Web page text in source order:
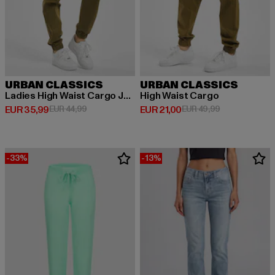
URBAN CLASSICS
Ladies High Waist Cargo Jogging
EUR 35,99
Derzeitiger Preis: EUR 35,99
EUR 44,99Aktionspreis: EUR 44,99
URBAN CLASSICS
High Waist Cargo
EUR 21,00
Derzeitiger Preis: EUR 21,00
EUR 49,99Aktionspreis:
-33% -13%